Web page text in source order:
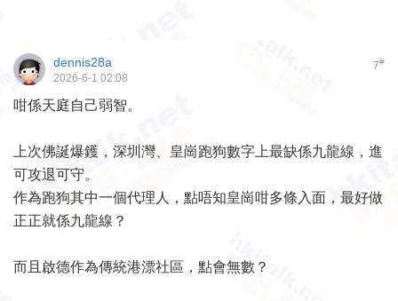
7#
dennis28a
2026-6-1 02:08
咁係天庭自己弱智。
上次佛誕爆鑊，深圳灣、皇崗跑狗數字上最缺係九龍線，進
可攻退可守。
作為跑狗其中一個代理人，點唔知皇崗咁多條入面，最好做
正正就係九龍線？
而且啟德作為傳統港漂社區，點會無數？